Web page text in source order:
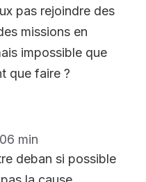
pas rejoindre des
missions en
impossible que
que faire ?
min
deban si possible